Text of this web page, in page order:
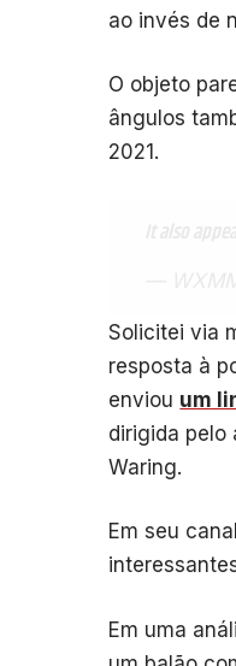
ao invés de
O objeto
ângulos
2021.
Solicitei via
resposta à
enviou um
dirigida pelo
Waring.
Em seu
Em uma